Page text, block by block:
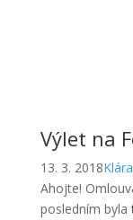
Výlet na
13. 3. 2018
Ahojte!
posledním byla